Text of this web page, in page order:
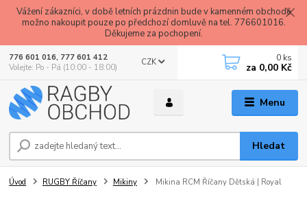
Vážení zákazníci, v době letních prázdnin bude v kamenném obchodě
možno nakoupit pouze po předchozí domluvě na tel. 776601016.
Děkujeme za pochopení.
Menu
CZK
Hledat
776 601 016, 777 601 412
Volejte: Po - Pá (10:00 - 18:00)
0 ks
za 0,00 Kč
Úvod RUGBY Říčany Mikiny Mikina RCM Říčany Dětská | Royal